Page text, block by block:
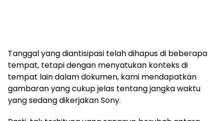
Tanggal yang diantisipasi telah dihapus di beberapa
tempat, tetapi dengan menyatukan konteks di
tempat lain dalam dokumen, kami mendapatkan
gambaran yang cukup jelas tentang jangka waktu
yang sedang dikerjakan Sony.